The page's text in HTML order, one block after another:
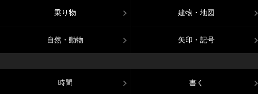
乗り物 建物・地図
自然・動物 矢印・記号
時間 書く